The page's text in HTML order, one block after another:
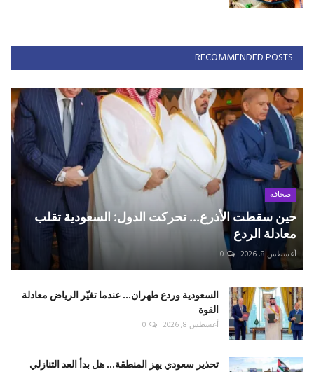
RECOMMENDED POSTS
صحافة
حين سقطت الأذرع... تحركت الدول: السعودية تقلب
معادلة الردع
أغسطس 8, 2026 0
السعودية وردع طهران... عندما تغيّر الرياض معادلة
القوة
أغسطس 8, 2026 0
تحذير سعودي يهز المنطقة... هل بدأ العد التنازلي